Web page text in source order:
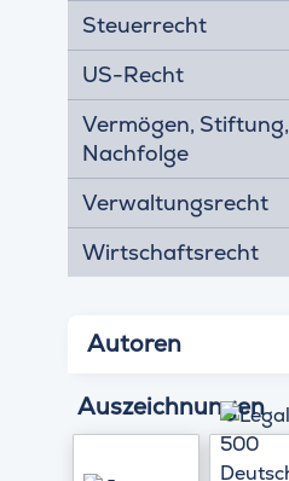
Steuerrecht
US-Recht
Vermögen, Stiftung,
Nachfolge
Verwaltungsrecht
Wirtschaftsrecht
Autoren
Auszeichnungen